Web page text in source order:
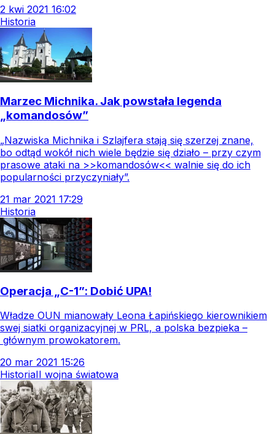
2 kwi 2021 16:02
Historia
Marzec Michnika. Jak powstała legenda
„komandosów”
„Nazwiska Michnika i Szlajfera stają się szerzej znane,
bo odtąd wokół nich wiele będzie się działo – przy czym
prasowe ataki na >>komandosów<< walnie się do ich
popularności przyczyniały”.
21 mar 2021 17:29
Historia
Operacja „C-1”: Dobić UPA!
Władze OUN mianowały Leona Łapińskiego kierownikiem
swej siatki organizacyjnej w PRL, a polska bezpieka –
głównym prowokatorem.
20 mar 2021 15:26
HistoriaII wojna światowa